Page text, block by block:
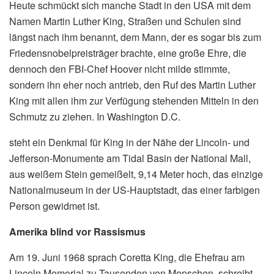
Heute schmückt sich manche Stadt in den USA mit dem
Namen Martin Luther King, Straßen und Schulen sind
längst nach ihm benannt, dem Mann, der es sogar bis zum
Friedensnobelpreisträger brachte, eine große Ehre, die
dennoch den FBI-Chef Hoover nicht milde stimmte,
sondern ihn eher noch antrieb, den Ruf des Martin Luther
King mit allen ihm zur Verfügung stehenden Mitteln in den
Schmutz zu ziehen. In Washington D.C.
steht ein Denkmal für King in der Nähe der Lincoln- und
Jefferson-Monumente am Tidal Basin der National Mall,
aus weißem Stein gemeißelt, 9,14 Meter hoch, das einzige
Nationalmuseum in der US-Hauptstadt, das einer farbigen
Person gewidmet ist.
Amerika blind vor Rassismus
Am 19. Juni 1968 sprach Coretta King, die Ehefrau am